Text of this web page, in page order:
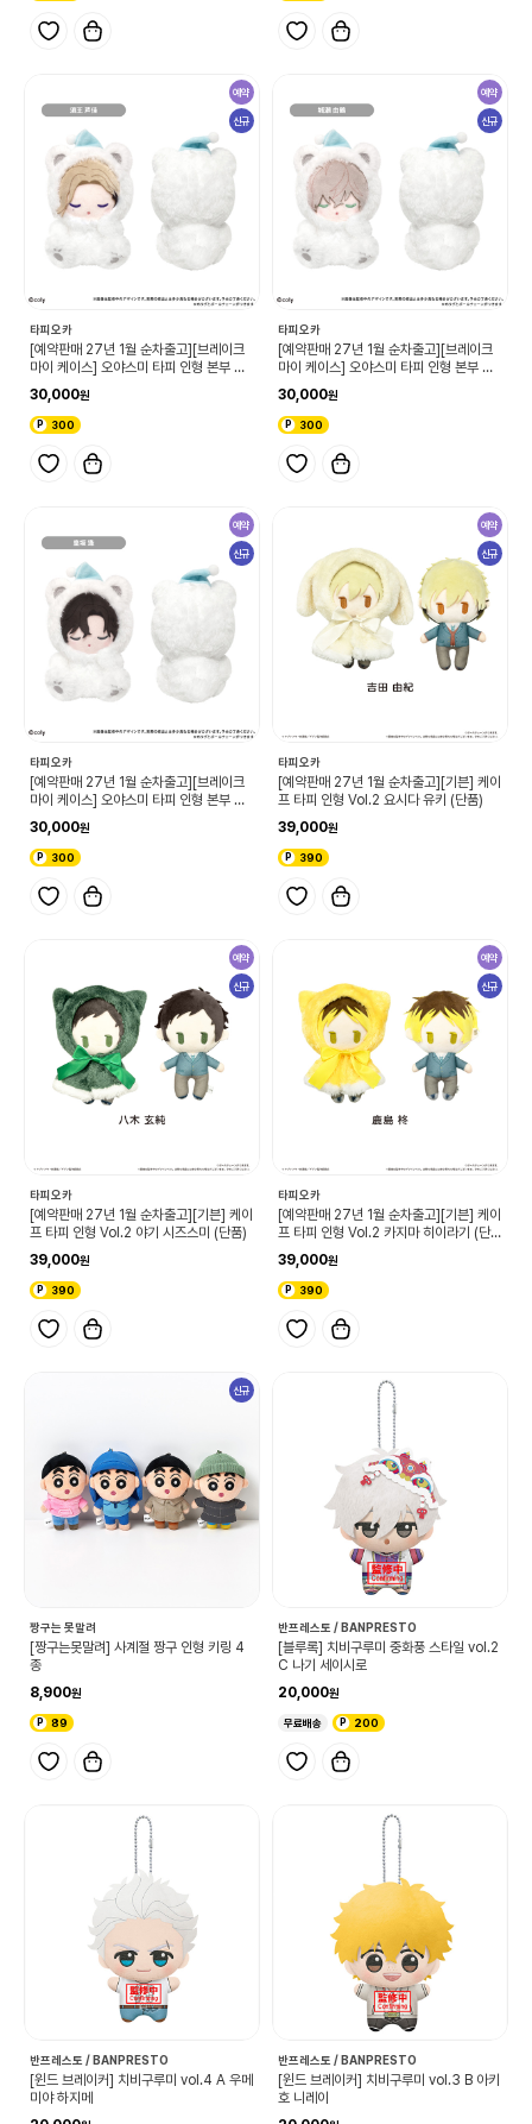
예약
신규
타피오카
[예약판매 27년 1월 순차출고][브레이크
마이 케이스] 오야스미 타피 인형 본부 스
30,000
300
예약
신규
타피오카
[예약판매 27년 1월 순차출고][브레이크
마이 케이스] 오야스미 타피 인형 본부 키
30,000
300
예약
신규
타피오카
[예약판매 27년 1월 순차출고][브레이크
마이 케이스] 오야스미 타피 인형 본부 코
30,000
300
예약
신규
타피오카
[예약판매 27년 1월 순차출고][기븐] 케이
프 타피 인형 Vol.2 요시다 유키 (단품)
39,000
390
예약
신규
타피오카
[예약판매 27년 1월 순차출고][기븐] 케이
프 타피 인형 Vol.2 야기 시즈스미 (단품)
39,000
390
예약
신규
타피오카
[예약판매 27년 1월 순차출고][기븐] 케이
프 타피 인형 Vol.2 카지마 히이라기 (단
39,000
390
신규
짱구는 못말려
[짱구는못말려] 사계절 짱구 인형 키링 4
종
8,900
89
반프레스토 / BANPRESTO
[블루록] 치비구루미 중화풍 스타일 vol.2
C 나기 세이시로
20,000
무료배송 200
반프레스토 / BANPRESTO
[윈드 브레이커] 치비구루미 vol.4 A 우메
미야 하지메
반프레스토 / BANPRESTO
[윈드 브레이커] 치비구루미 vol.3 B 아키
호 니레이